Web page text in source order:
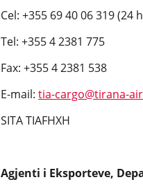
Cel: +355 69 40 06 319 (24
Tel: +355 4 2381 775
Fax: +355 4 2381 538
E-mail:tia-cargo@tirana-
SITA TIAFHXH
Agjenti i Eksporteve,